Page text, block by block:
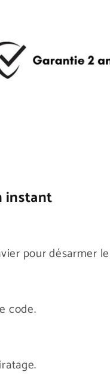
instant
pour désarmer
code.